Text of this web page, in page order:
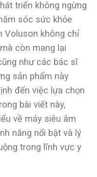
triển không ngừng
sóc sức khỏe
Voluson không chỉ
còn mang lại
như các bác sĩ
sản phẩm này
đến việc lựa chọn
bài viết này,
về máy siêu âm
năng nổi bật và lý
trong lĩnh vực y